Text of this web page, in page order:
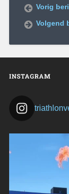
Vorig
Volgend
INSTAGRAM